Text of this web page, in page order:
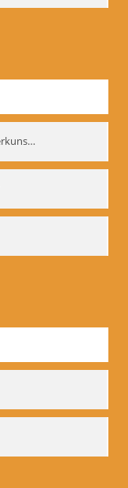
Russische Akademie für Theaterkunst – GITIS